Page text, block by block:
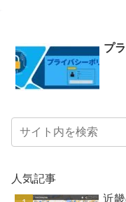
プ
人気記事
近